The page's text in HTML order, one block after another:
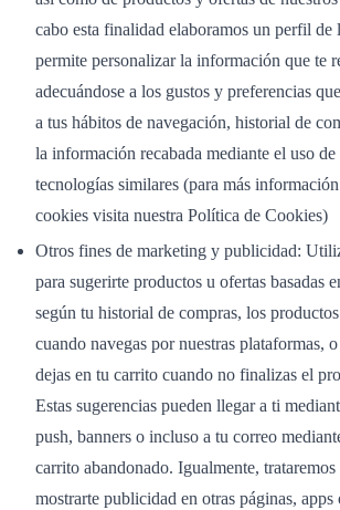
cabo esta finalidad elaboramos un perfil de
permite personalizar la información que te
adecuándose a los gustos y preferencias
a tus hábitos de navegación, historial de
la información recabada mediante el uso
tecnologías similares (para más
cookies visita nuestra Política de Cookies)
Otros fines de marketing y publicidad:
para sugerirte productos u ofertas basadas
según tu historial de compras, los
cuando navegas por nuestras plataformas,
dejas en tu carrito cuando no finalizas el
Estas sugerencias pueden llegar a ti
push, banners o incluso a tu correo
carrito abandonado. Igualmente, trataremos
mostrarte publicidad en otras páginas, apps